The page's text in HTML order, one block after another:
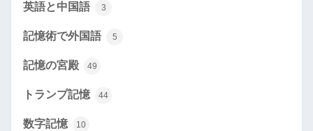
英語と中国語 3
記憶術で外国語 5
記憶の宮殿 49
トランプ記憶 44
数字記憶 10